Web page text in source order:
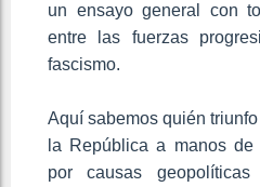
un ensayo general con
entre las fuerzas
fascismo.
Aquí sabemos quién
la República a manos de
por causas